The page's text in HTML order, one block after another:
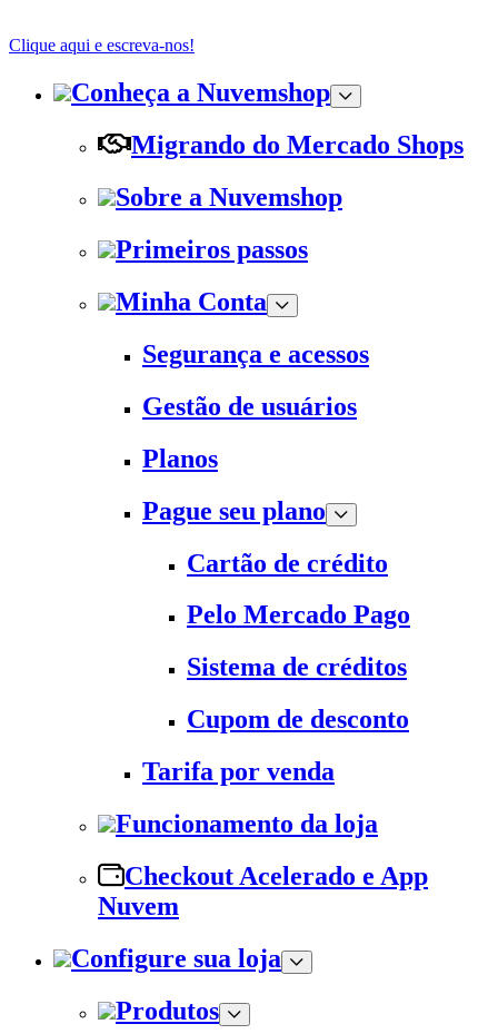
Clique aqui e escreva-nos!
Conheça a Nuvemshop
Migrando do Mercado Shops
Sobre a Nuvemshop
Primeiros passos
Minha Conta
Segurança e acessos
Gestão de usuários
Planos
Pague seu plano
Cartão de crédito
Pelo Mercado Pago
Sistema de créditos
Cupom de desconto
Tarifa por venda
Funcionamento da loja
Checkout Acelerado e App
Nuvem
Configure sua loja
Produtos